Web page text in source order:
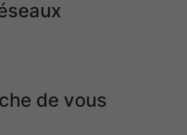
de vous